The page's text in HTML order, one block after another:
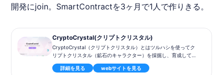
開発にjoin。SmartContractを3ヶ月で1人で作りきる。
CryptoCrystal(クリプトクリスタル)
CryptoCrystal（クリプトクリスタル）とはツルハシを使ってク
リプトクリスタル（鉱石のキャラクター）を採掘し、育成して
他のクリプトクリスタルと交換するブロックチェーンゲームで
す。詳細を見る webサイトを見る